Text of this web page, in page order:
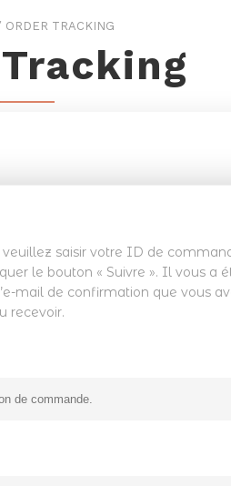
ORDER TRACKING
saisir votre ID de
le bouton « Suivre ». Il vous a
mail de confirmation que vous
recevoir.